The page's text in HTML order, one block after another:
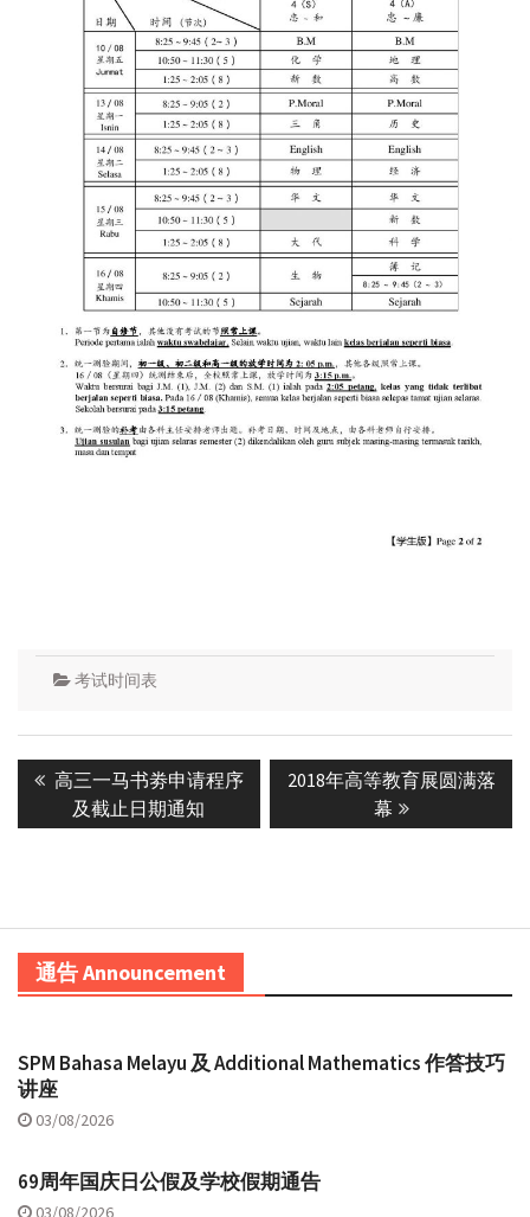
考试时间表
navigation
Previous
post:
高三一马书劵申请程序
及截止日期通知
Next
2018年高等教育展圆满落
幕
通告 Announcement
SPM Bahasa Melayu 及 Additional Mathematics 作答技巧
讲座
03/08/2026
69周年国庆日公假及学校假期通告
03/08/2026